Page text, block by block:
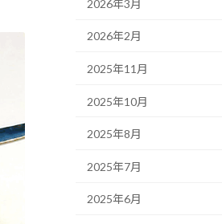
2026年3月
2026年2月
2025年11月
2025年10月
2025年8月
2025年7月
2025年6月